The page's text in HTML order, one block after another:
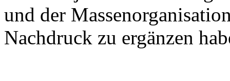
und der
Nachdruck zu ergänzen